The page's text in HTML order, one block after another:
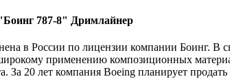
787-8" Дримлайнер
в России по лицензии компании Боинг. В
применению композиционных
За 20 лет компания Boeing планирует